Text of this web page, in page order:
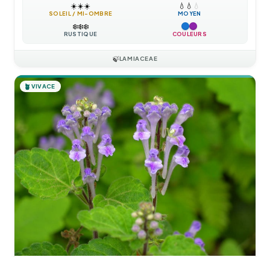
☀️☀️☀️
SOLEIL / MI-OMBRE
💧 💧 💧
MOYEN
❄️❄️❄️
RUSTIQUE COULEURS
🍃LAMIACEAE
🪴 VIVACE